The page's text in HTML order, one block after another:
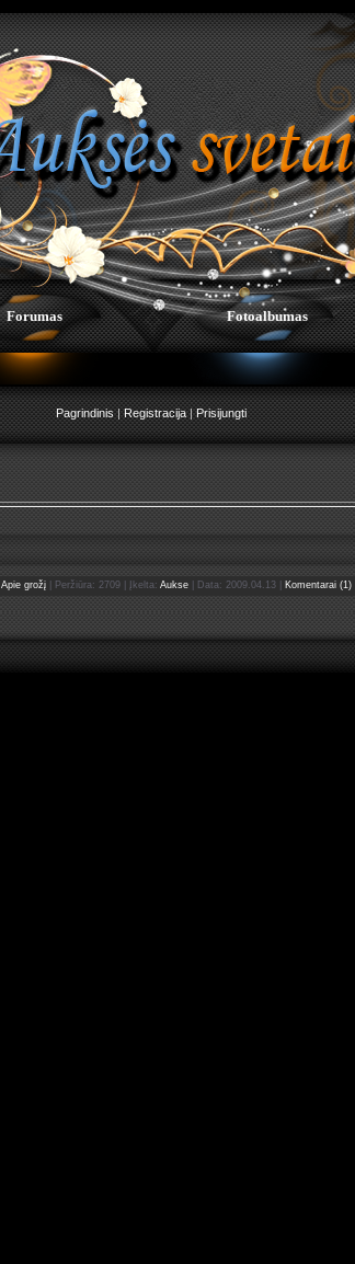
Forumas Fotoalbumas
Pagrindinis|Registracija|Prisijungti
Apie grožį| Peržiūra: 2709 | Įkelta: Aukse| Data: 2009.04.13| Komentarai (1)